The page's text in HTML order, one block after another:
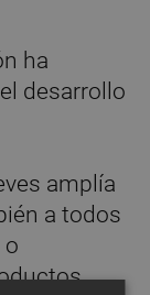
ha
desarrollo
amplía
a todos
o